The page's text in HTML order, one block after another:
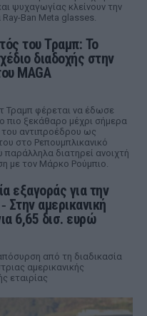
ψυχαγωγίας κλείνουν την
Ban Meta glasses.
του Τραμπ: Το
διαδοχής στην
MAGA
Τραμπ φέρεται να έδωσε
πιο ξεκάθαρο μέχρι σήμερα
αντιπροέδρου ως
στο Ρεπουμπλικανικό
παράλληλα διατηρεί ανοιχτή
με τον Μάρκο Ρούμπιο.
εξαγοράς για την
Στην αμερικανική
6,65 δισ. ευρώ
από τη διαδικασία
αμερικανικής
εταιρίας